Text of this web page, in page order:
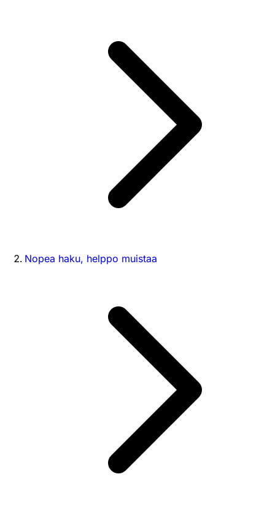
Nopea haku, helppo muistaa